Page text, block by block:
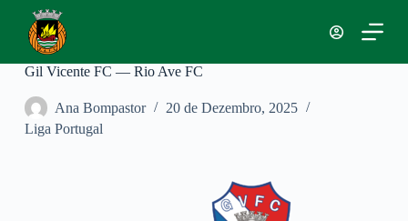
aGil Vicente FC — Rio Ave FC
Ana Bompastor
20 de Dezembro, 2025
Liga Portugal